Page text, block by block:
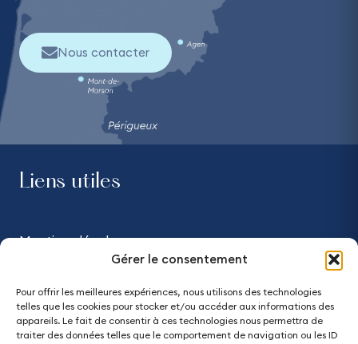
Gérer le consentement
Pour offrir les meilleures expériences, nous utilisons des technologies
telles que les cookies pour stocker et/ou accéder aux informations des
appareils. Le fait de consentir à ces technologies nous permettra de
traiter des données telles que le comportement de navigation ou les ID
Nous contacter
Liens utiles
Mentions légales
Accessibilité - partiellement conforme